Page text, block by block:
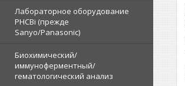
Лабораторное оборудование
PHCBi (прежде
Sanyo/Panasonic)
Биохимический/
иммуноферментный/
гематологический анализ